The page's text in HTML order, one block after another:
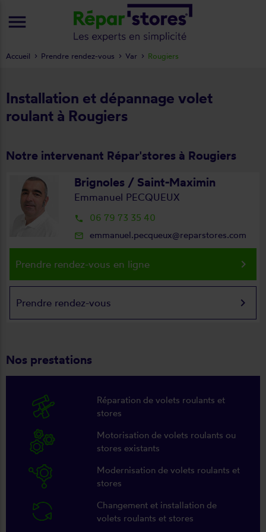
Installation et dépannage volet
roulant à Rougiers
Notre intervenant Répar'stores à Rougiers
Brignoles / Saint-Maximin
Emmanuel PECQUEUX
local_phone 06 79 73 35 40
mail_outline emmanuel.pecqueux@reparstores.com
Prendre rendez-vous en ligne keyboard_arrow_right
Prendre rendez-vous keyboard_arrow_right
Nos prestations
Réparation de volets roulants et
stores
Motorisation de volets roulants ou
stores existants
Modernisation de volets roulants et
stores
Changement et installation de
volets roulants et stores
Accueil Prendre rendez-vous Var Rougiers
menu